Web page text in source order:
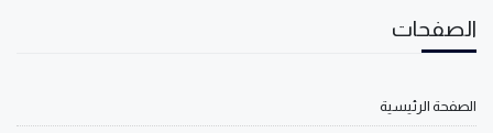
الصفحات
الصفحة الرئيسية